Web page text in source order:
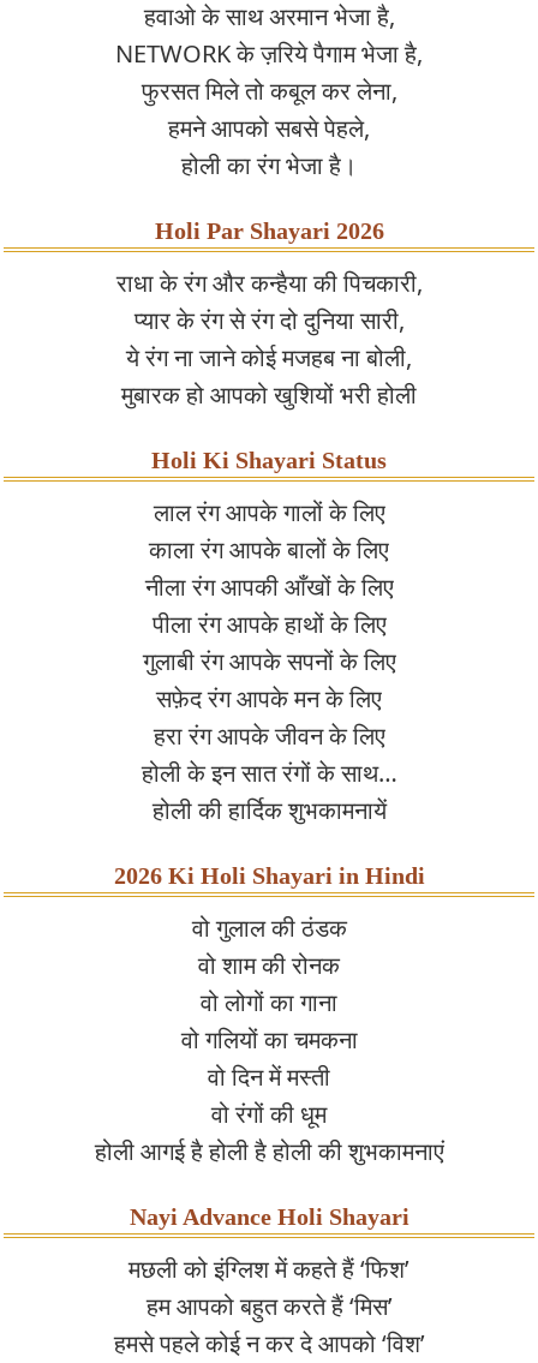
हवाओ के साथ अरमान भेजा है,
NETWORK के ज़रिये पैगाम भेजा है,
फुरसत मिले तो कबूल कर लेना,
हमने आपको सबसे पेहले,
होली का रंग भेजा है।
Holi Par Shayari 2026
राधा के रंग और कन्हैया की पिचकारी,
प्यार के रंग से रंग दो दुनिया सारी,
ये रंग ना जाने कोई मजहब ना बोली,
मुबारक हो आपको खुशियों भरी होली
Holi Ki Shayari Status
लाल रंग आपके गालों के लिए
काला रंग आपके बालों के लिए
नीला रंग आपकी आँखों के लिए
पीला रंग आपके हाथों के लिए
गुलाबी रंग आपके सपनों के लिए
सफ़ेद रंग आपके मन के लिए
हरा रंग आपके जीवन के लिए
होली के इन सात रंगों के साथ…
होली की हार्दिक शुभकामनायें
2026 Ki Holi Shayari in Hindi
वो गुलाल की ठंडक
वो शाम की रोनक
वो लोगों का गाना
वो गलियों का चमकना
वो दिन में मस्ती
वो रंगों की धूम
होली आगई है होली है होली की शुभकामनाएं
Nayi Advance Holi Shayari
मछली को इंग्लिश में कहते हैं ‘फिश’
हम आपको बहुत करते हैं ‘मिस’
हमसे पहले कोई न कर दे आपको ‘विश’